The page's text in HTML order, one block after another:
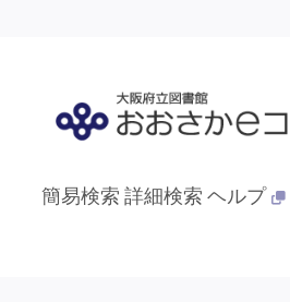
簡易検索 詳細検索 ヘルプ